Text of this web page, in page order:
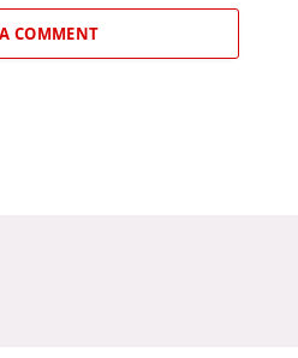
COMMENT